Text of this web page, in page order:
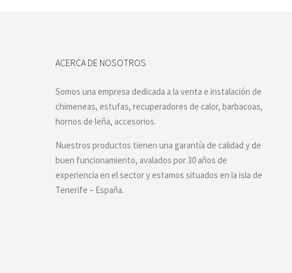
ACERCA DE NOSOTROS
Somos una empresa dedicada a la venta e instalación de
chimeneas, estufas, recuperadores de calor, barbacoas,
hornos de leña, accesorios.
Nuestros productos tienen una garantía de calidad y de
buen funcionamiento, avalados por 30 años de
experiencia en el sector y estamos situados en la isla de
Tenerife – España.